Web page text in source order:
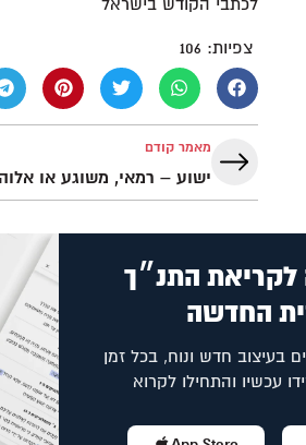
צפיות: 106
מאמר קודם
לקריאת התנ״ך
החדשה
בעיצוב חדש ונוח, בכל זמן
עכשיו והתחילו לקרוא